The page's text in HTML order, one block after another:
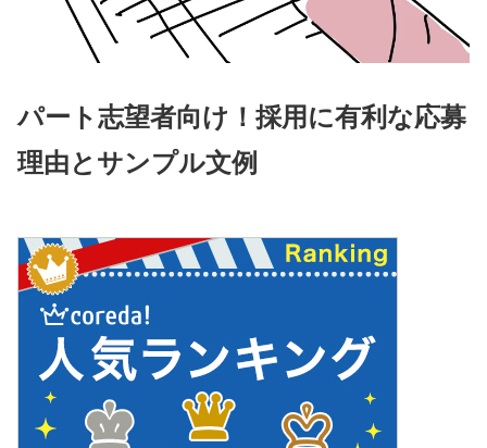
パート志望者向け！採用に有利な応募
理由とサンプル文例